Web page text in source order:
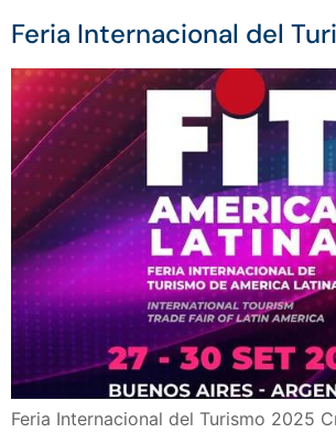
Feria Internacional del
Feria Internacional del Turismo 2025